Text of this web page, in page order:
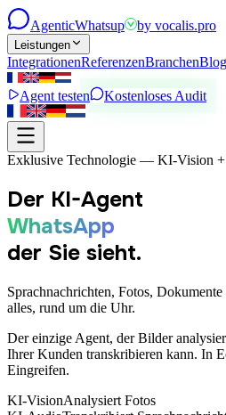
AgenticWhatsup by vocalis.pro
Leistungen
IntegrationenReferenzenBranchenBlog
Agent testen Kostenloses Audit
Exklusive Technologie — KI-Vision +
Der KI-Agent
WhatsApp
der Sie sieht.
Sprachnachrichten, Fotos,
alles, rund um die Uhr.
Der einzige Agent, der Bilder
Ihrer Kunden transkribieren kann. In
Eingreifen.
KI-VisionAnalysiert Fotos